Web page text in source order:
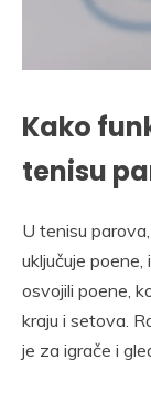
Kako
tenisu
U tenisu
uključuje
osvojili poene,
kraju i setova.
je za igrače i